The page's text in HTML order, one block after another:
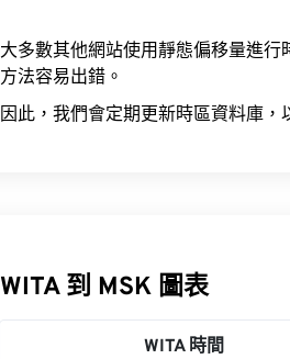
大多數其他網站使用靜態偏移量進
方法容易出錯。
因此，我們會定期更新時區資料庫，
WITA 到 MSK 圖表
WITA 時間